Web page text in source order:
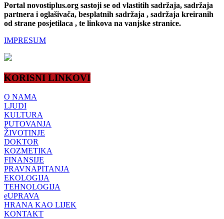
Portal novostiplus.org sastoji se od vlastitih sadržaja, sadržaja
partnera i oglašivača, besplatnih sadržaja , sadržaja kreiranih
od strane posjetilaca , te linkova na vanjske stranice.
IMPRESUM
KORISNI LINKOVI
O NAMA
LJUDI
KULTURA
PUTOVANJA
ŽIVOTINJE
DOKTOR
KOZMETIKA
FINANSIJE
PRAVNAPITANJA
EKOLOGIJA
TEHNOLOGIJA
eUPRAVA
HRANA KAO LIJEK
KONTAKT